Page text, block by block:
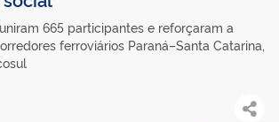
665 participantes e reforçaram a
ferroviários Paraná–Santa Catarina,